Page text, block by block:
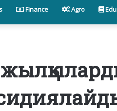
Finance Agro